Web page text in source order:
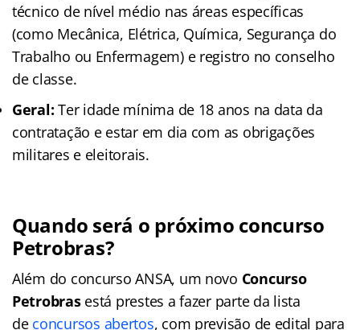
técnico de nível médio nas áreas específicas
(como Mecânica, Elétrica, Química, Segurança do
Trabalho ou Enfermagem) e registro no conselho
de classe.
Geral: Ter idade mínima de 18 anos na data da
contratação e estar em dia com as obrigações
militares e eleitorais.
Quando será o próximo concurso
Petrobras?
Além do concurso ANSA, um novo Concurso
Petrobrasestá prestes a fazer parte da lista
de concursos abertos, com previsão de edital para